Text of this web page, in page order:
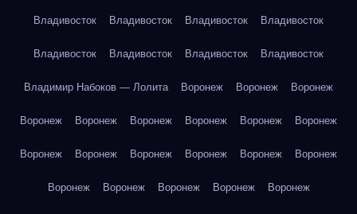
Владивосток Владивосток Владивосток Владивосток
Владивосток Владивосток Владивосток Владивосток
Владимир Набоков — Лолита Воронеж Воронеж Воронеж
Воронеж Воронеж Воронеж Воронеж Воронеж Воронеж
Воронеж Воронеж Воронеж Воронеж Воронеж Воронеж
Воронеж Воронеж Воронеж Воронеж Воронеж